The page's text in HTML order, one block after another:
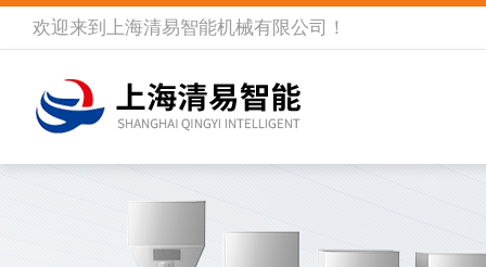
欢迎来到 上海清易智能机械有限公司 ！